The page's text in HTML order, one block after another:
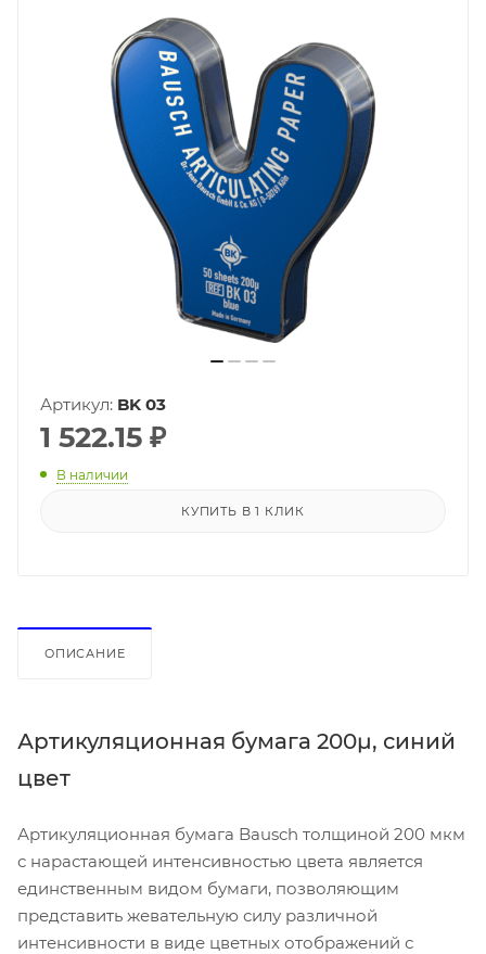
Артикул: BK 03
1 522.15 ₽
В наличии
КУПИТЬ В 1 КЛИК
ОПИСАНИЕ
Артикуляционная бумага 200µ, синий
цвет
Артикуляционная бумага Bausch толщиной 200 мкм
с нарастающей интенсивностью цвета является
единственным видом бумаги, позволяющим
представить жевательную силу различной
интенсивности в виде цветных отображений с